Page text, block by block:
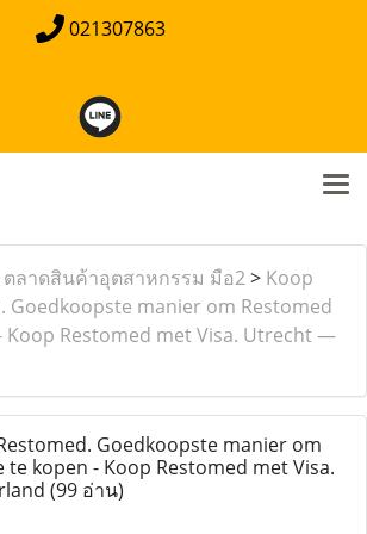
021307863
ตลาดสินค้าอุตสาหกรรม มือ2> Koop
Goedkoopste manier om Restomed
Koop Restomed met Visa. Utrecht —
Goedkoopste manier om
te kopen - Koop Restomed met Visa.
(99 อ่าน)